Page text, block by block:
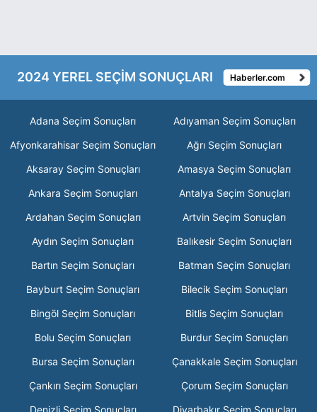
2024 YEREL SEÇİM SONUÇLARI Haberler.com
Adana Seçim Sonuçları
Adıyaman Seçim Sonuçları
Afyonkarahisar Seçim Sonuçları
Ağrı Seçim Sonuçları
Aksaray Seçim Sonuçları
Amasya Seçim Sonuçları
Ankara Seçim Sonuçları
Antalya Seçim Sonuçları
Ardahan Seçim Sonuçları
Artvin Seçim Sonuçları
Aydın Seçim Sonuçları
Balıkesir Seçim Sonuçları
Bartın Seçim Sonuçları
Batman Seçim Sonuçları
Bayburt Seçim Sonuçları
Bilecik Seçim Sonuçları
Bingöl Seçim Sonuçları
Bitlis Seçim Sonuçları
Bolu Seçim Sonuçları
Burdur Seçim Sonuçları
Bursa Seçim Sonuçları
Çanakkale Seçim Sonuçları
Çankırı Seçim Sonuçları
Çorum Seçim Sonuçları
Denizli Seçim Sonuçları
Diyarbakır Seçim Sonuçları